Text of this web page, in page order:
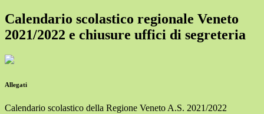
Calendario scolastico regionale Veneto
2021/2022 e chiusure uffici di segreteria
Allegati
Calendario scolastico della Regione Veneto A.S. 2021/2022